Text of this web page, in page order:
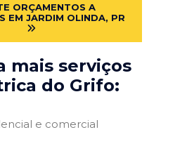
ORÇAMENTOS A
EM JARDIM OLINDA, PR
mais serviços
do Grifo:
e comercial